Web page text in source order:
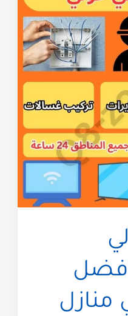
افضل
منازل